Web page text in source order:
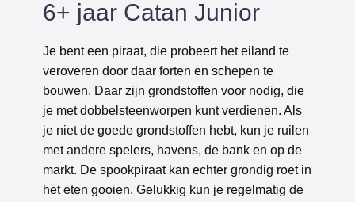
6+ jaar Catan Junior
Je bent een piraat, die probeert het eiland te
veroveren door daar forten en schepen te
bouwen. Daar zijn grondstoffen voor nodig, die
je met dobbelsteenworpen kunt verdienen. Als
je niet de goede grondstoffen hebt, kun je ruilen
met andere spelers, havens, de bank en op de
markt. De spookpiraat kan echter grondig roet in
het eten gooien. Gelukkig kun je regelmatig de